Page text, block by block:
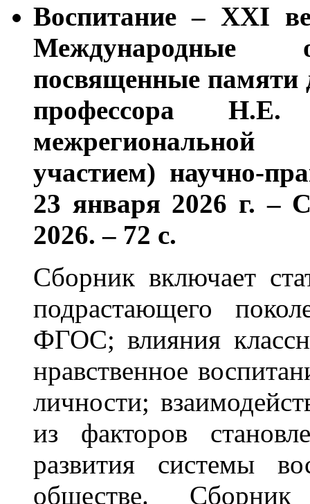
Воспитание – XXI
Международные
посвященные памяти
профессора
участием) научно-
23 января 2026 г.
2026. – 72 с.
Сборник включает
подрастающего
ФГОС; влияния
нравственное
личности;
из факторов
развития системы
обществе. Сборник